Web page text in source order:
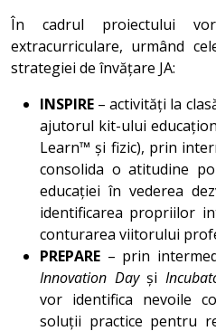
În cadrul proiectului
extracurriculare, urmând
strategiei de învățare JA:
INSPIRE – activități la
ajutorul kit-ului
Learn™ și fizic), prin
consolida o atitudine
educației în vederea
identificarea propriilor
conturarea viitorului
PREPARE – prin
Innovation Dayși
vor identifica nevoile
soluții practice pentru